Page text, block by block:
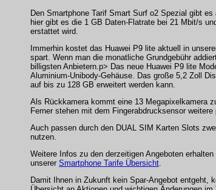
Den Smartphone Tarif Smart Surf o2 Spezial gibt
hier gibt es die 1 GB Daten-Flatrate bei 21 Mbit/s
erstattet wird.
Immerhin kostet das Huawei P9 lite aktuell in
spart. Wenn man die monatliche Grundgebühr
billigsten Anbietern.p> Das neue Huawei P9 lite
Aluminium-Unibody-Gehäuse. Das große 5,2 Zoll
auf bis zu 128 GB erweitert werden kann.
Als Rückkamera kommt eine 13 Megapixelkamera
Ferner stehen mit dem Fingerabdrucksensor
Auch passen durch den DUAL SIM Karten Slots
nutzen.
Weitere Infos zu den derzeitigen Angeboten erhalten
unserer Smartphone Tarife Übersicht
Damit Ihnen in Zukunft kein Spar-Angebot entgeht,